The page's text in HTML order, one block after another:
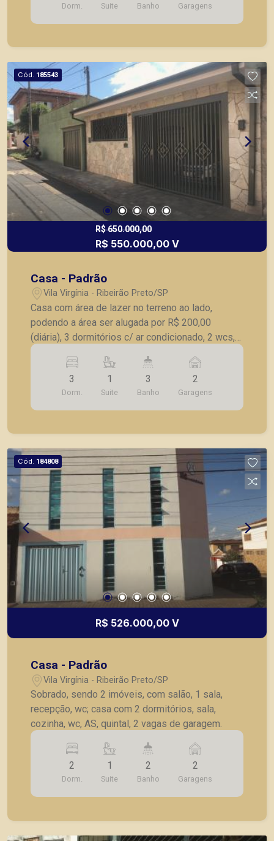
Dorm. Suite Banho Garagens
Cód. 185543
R$ 650.000,00
R$ 550.000,00 V
Casa - Padrão
Vila Virgínia - Ribeirão Preto/SP
Casa com área de lazer no terreno ao lado,
podendo a área ser alugada por R$ 200,00
(diária), 3 dormitórios c/ ar condicionado, 2 wcs,
sala c/ ar condicionado, cozinha, AS, quintal, 2
vagas de garagem cobertas + 1 vaga de garagem
na área de lazer. - Área de lazer: R$ vende-se
separada no valor de R$ 450.000,00.
3
Dorm.
1
Suite
3
Banho
2
Garagens
Cód. 184808
R$ 526.000,00 V
Casa - Padrão
Vila Virgínia - Ribeirão Preto/SP
Sobrado, sendo 2 imóveis, com salão, 1 sala,
recepção, wc; casa com 2 dormitórios, sala,
cozinha, wc, AS, quintal, 2 vagas de garagem.
2
Dorm.
1
Suite
2
Banho
2
Garagens